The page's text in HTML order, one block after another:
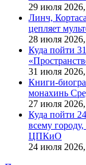
29 июля 2026,
Линч,
цепляет
28 июля 2026,
Куда пойти
31 июля 2026,
Книги-
монахинь
27 июля 2026,
Куда пойти
всему
ЦПКиО
24 июля 2026,